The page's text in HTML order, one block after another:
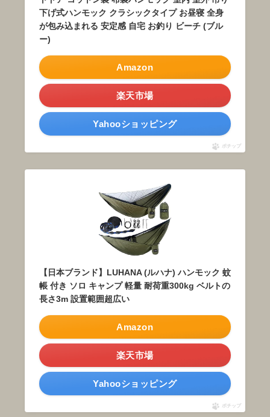
下げ式ハンモック クラシックタイプ お昼寝 全身
が包み込まれる 安定感 自宅 お釣り ビーチ (ブル
ー)
Amazon
楽天市場
Yahooショッピング
ポチップ
【日本ブランド】LUHANA (ルハナ) ハンモック 蚊
帳 付き ソロ キャンプ 軽量 耐荷重300kg ベルトの
長さ3m 設置範囲超広い
Amazon
楽天市場
Yahooショッピング
ポチップ